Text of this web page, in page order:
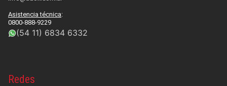
Asistencia técnica:
0800-888-9229
(54 11) 6834 6332
Redes